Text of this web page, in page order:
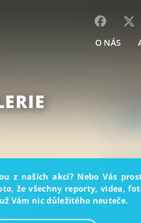
O NÁS
z našich akcí? Nebo Vás
že všechny reporty, videa,
Vám nic důležitého neuteče.